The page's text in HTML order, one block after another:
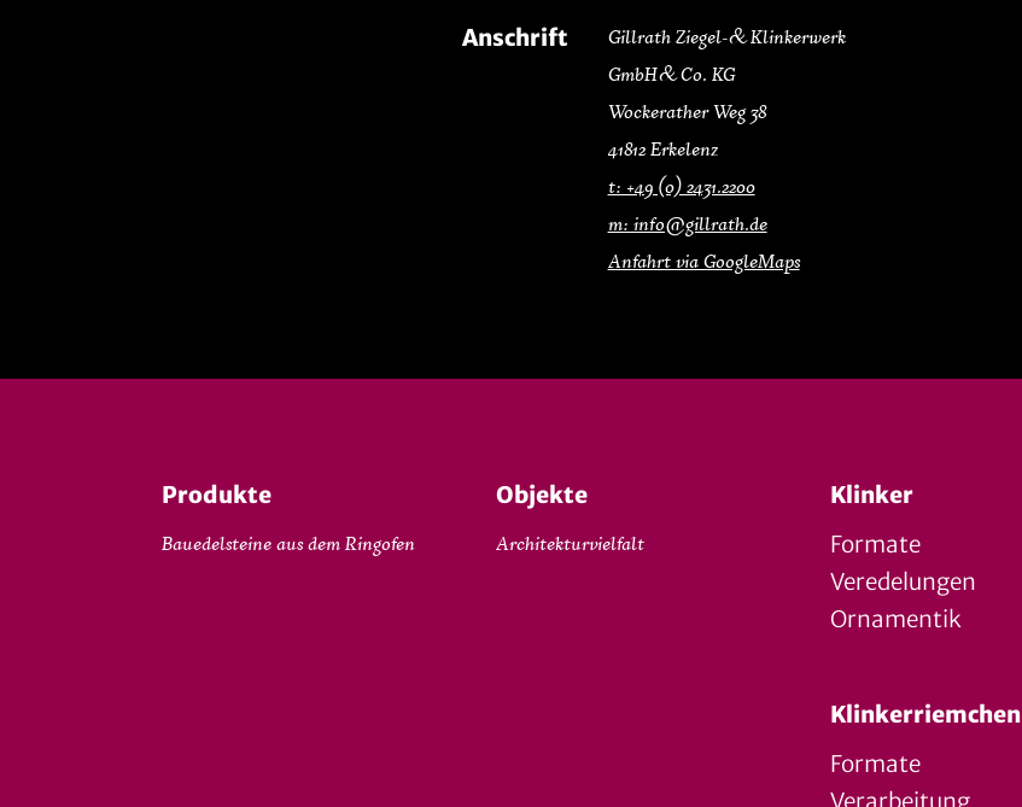
Anschrift
Gillrath Ziegel- & Klinkerwerk
GmbH & Co. KG
Wockerather Weg 38
41812 Erkelenz
t: +49 (0) 2431.2200
m: info@gillrath.de
Anfahrt via GoogleMaps
Produkte
Bauedelsteine aus dem Ringofen
Objekte
Architekturvielfalt
Klinker
Formate
Veredelungen
Ornamentik
Klinkerriemchen
Formate
Verarbeitung